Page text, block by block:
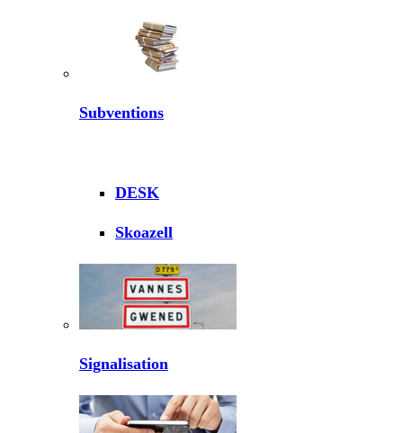
Subventions
DESK
Skoazell
Signalisation